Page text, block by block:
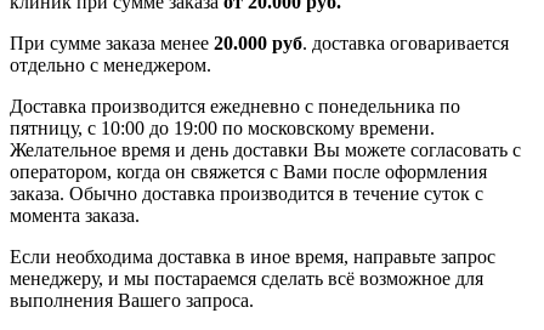
При сумме заказа менее 20.000 руб. доставка оговаривается
отдельно с менеджером.
Доставка производится ежедневно с понедельника по
пятницу, с 10:00 до 19:00 по московскому времени.
Желательное время и день доставки Вы можете согласовать с
оператором, когда он свяжется с Вами после оформления
заказа. Обычно доставка производится в течение суток с
момента заказа.
Если необходима доставка в иное время, направьте запрос
менеджеру, и мы постараемся сделать всё возможное для
выполнения Вашего запроса.